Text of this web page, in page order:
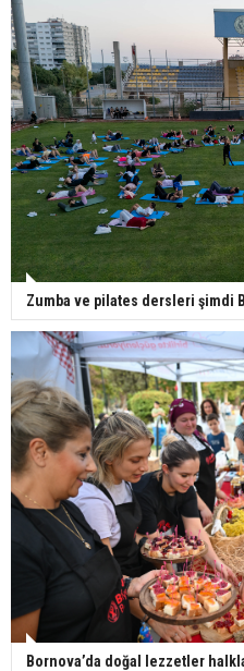
Zumba ve pilates dersleri şimdi
Bornova’da doğal lezzetler